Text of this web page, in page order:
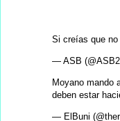
Si creías que no
— ASB
Moyano mando
deben estar
— ElBuni